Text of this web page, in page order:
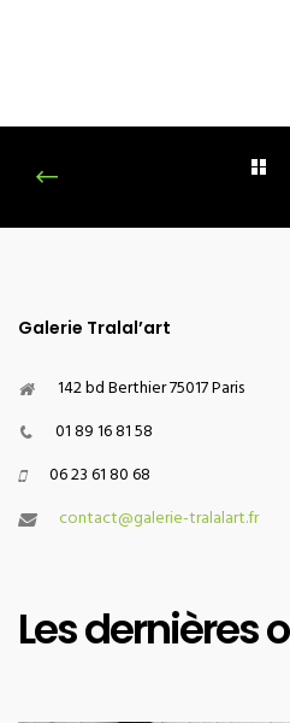
Galerie Tralal’art
142 bd Berthier 75017 Paris
01 89 16 81 58
06 23 61 80 68
contact@galerie-tralalart.fr
Les dernières